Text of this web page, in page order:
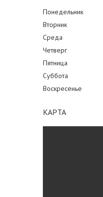
Понедельник
Вторник
Среда
Четверг
Пятница
Суббота
Воскресенье
КАРТА